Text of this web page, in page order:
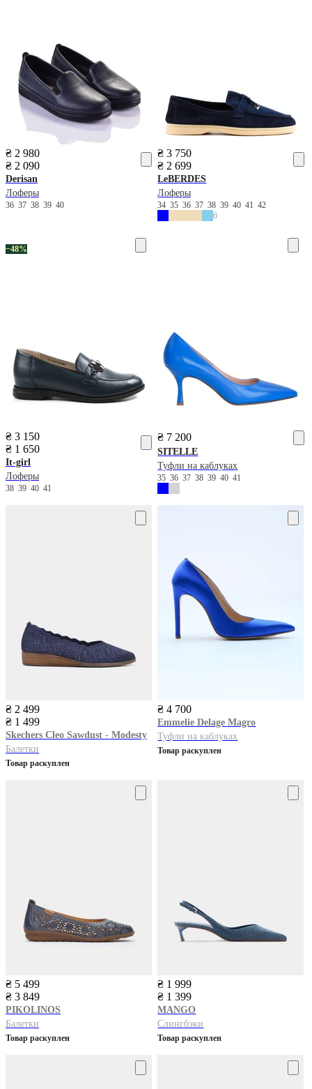
₴ 2 980
₴ 2 090
Derisan
Лоферы
36 37 38 39 40
₴ 3 750
₴ 2 699
LeBERDES
Лоферы
343536373839404142
6
−48%
₴ 3 150
₴ 1 650
It-girl
Лоферы
38 39 40 41
₴ 7 200
SITELLE
Туфли на каблуках
35363738394041
₴ 2 499
₴ 1 499
Skechers Cleo Sawdust - Modesty
Балетки
Товар раскуплен
₴ 4 700
Emmelie Delage Magro
Туфли на каблуках
Товар раскуплен
₴ 5 499
₴ 3 849
PIKOLINOS
Балетки
Товар раскуплен
₴ 1 999
₴ 1 399
MANGO
Слингбэки
Товар раскуплен